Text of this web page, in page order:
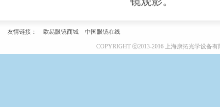
友情链接： 欧易眼镜商城 中国眼镜在线
COPYRIGHT ⓒ2013-2016 上海康拓光学设备